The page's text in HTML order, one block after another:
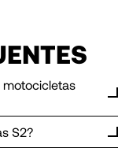
motocicletas
S2?